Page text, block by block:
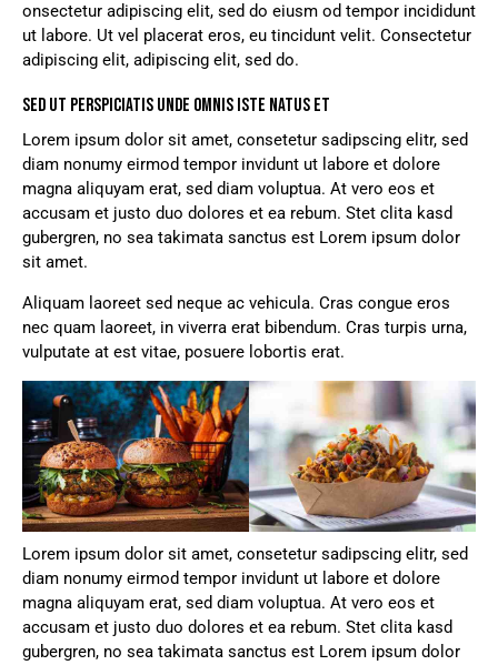
onsectetur adipiscing elit, sed do eiusm od tempor incididunt
ut labore. Ut vel placerat eros, eu tincidunt velit. Consectetur
adipiscing elit, adipiscing elit, sed do.
SED UT PERSPICIATIS UNDE OMNIS ISTE NATUS ET
Lorem ipsum dolor sit amet, consetetur sadipscing elitr, sed
diam nonumy eirmod tempor invidunt ut labore et dolore
magna aliquyam erat, sed diam voluptua. At vero eos et
accusam et justo duo dolores et ea rebum. Stet clita kasd
gubergren, no sea takimata sanctus est Lorem ipsum dolor
sit amet.
Aliquam laoreet sed neque ac vehicula. Cras congue eros
nec quam laoreet, in viverra erat bibendum. Cras turpis urna,
vulputate at est vitae, posuere lobortis erat.
Lorem ipsum dolor sit amet, consetetur sadipscing elitr, sed
diam nonumy eirmod tempor invidunt ut labore et dolore
magna aliquyam erat, sed diam voluptua. At vero eos et
accusam et justo duo dolores et ea rebum. Stet clita kasd
gubergren, no sea takimata sanctus est Lorem ipsum dolor